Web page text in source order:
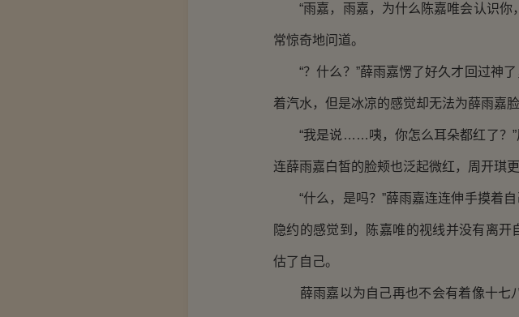
“雨嘉，雨嘉，为什么陈嘉唯会认识你
常惊奇地问道。
“？什么？”薛雨嘉愣了好久才回过神了
着汽水，但是冰凉的感觉却无法为薛雨嘉
“我是说……咦，你怎么耳朵都红了？”
连薛雨嘉白皙的脸颊也泛起微红，周开琪
“什么，是吗？”薛雨嘉连连伸手摸着自
隐约的感觉到，陈嘉唯的视线并没有离
估了自己。
薛雨嘉以为自己再也不会有着像十七